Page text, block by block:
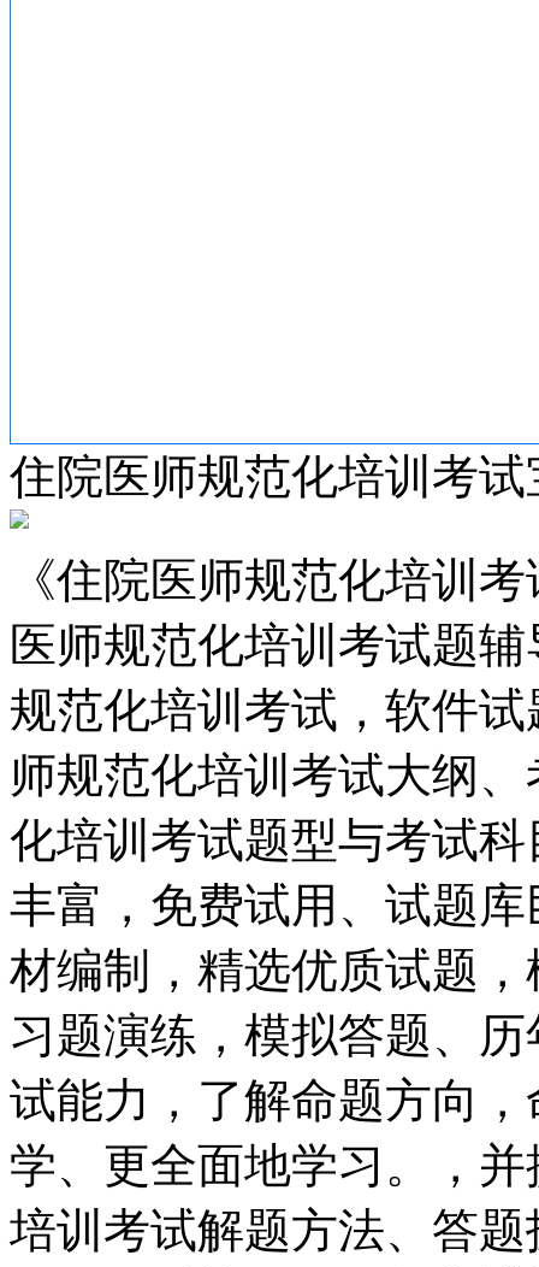
住院医师规范化培训考
《住院医师规范化培训
医师规范化培训考试题
规范化培训考试，软件
师规范化培训考试大纲
化培训考试题型与考试
丰富，免费试用、试题
材编制，精选优质试题
习题演练，模拟答题、
试能力，了解命题方向
学、更全面地学习。，
培训考试解题方法、答